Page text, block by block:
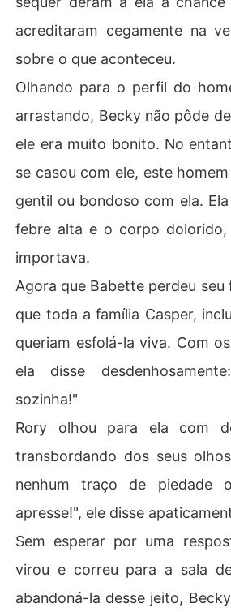
acreditaram cegamente na
sobre o que aconteceu.
Olhando para o perfil do
arrastando, Becky não pôde
ele era muito bonito. No
se casou com ele, este
gentil ou bondoso com ela.
febre alta e o corpo dolorido,
importava.
Agora que Babette perdeu seu
que toda a família Casper,
queriam esfolá-la viva. Com
ela disse
sozinha!"
Rory olhou para ela com
transbordando dos seus
nenhum traço de piedade
apresse!", ele disse
Sem esperar por uma
virou e correu para a sala
abandoná-la desse jeito,